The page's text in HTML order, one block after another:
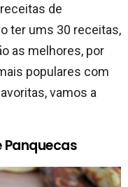
de
ter ums 30 receitas,
as melhores, por
populares com
vamos a
Panquecas